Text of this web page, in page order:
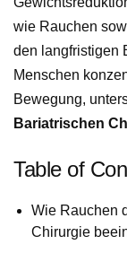
wie Rauchen
den langfristigen
Menschen
Bewegung,
Bariatrischen
Table of
Wie Rauchen
Chirurgie